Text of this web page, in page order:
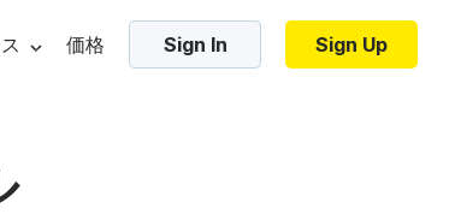
ョー
価格 Sign In Sign Up